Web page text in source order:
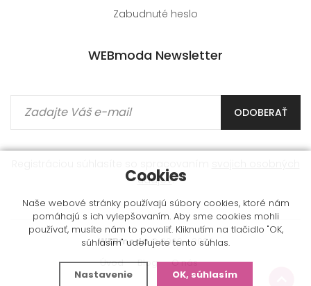
Zabudnuté heslo
WEBmoda Newsletter
ODOBERAŤ
údajov.
WEBmoda© 2009 - 2026
Úvod
Blog O nás
Cookies
Naše webové stránky používajú súbory cookies, ktoré nám
pomáhajú s ich vylepšovaním. Aby sme cookies mohli
používať, musíte nám to povoliť. Kliknutím na tlačidlo "OK,
súhlasím" udeľujete tento súhlas.
Nastavenie OK, súhlasím